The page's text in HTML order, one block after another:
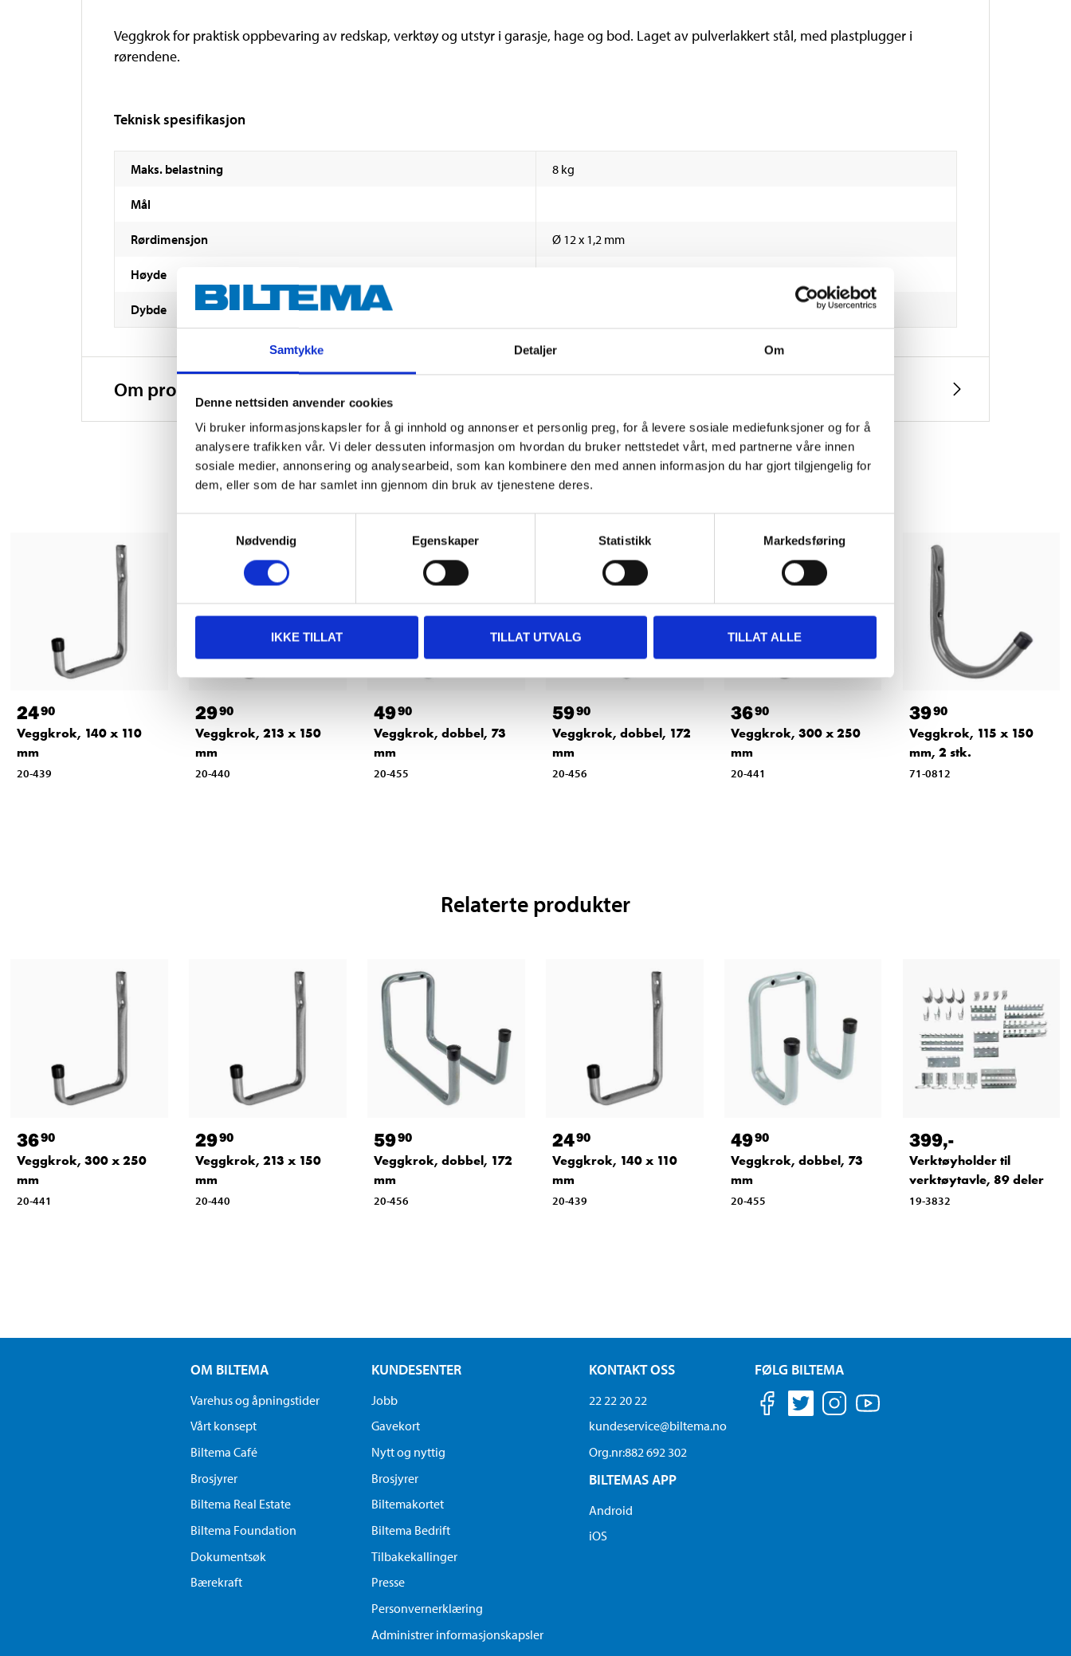
Samtykke Detaljer Om
Denne nettsiden anvender cookies
Vi bruker informasjonskapsler for å gi innhold og annonser et personlig preg, for å levere sosiale mediefunksjoner og for å
analysere trafikken vår. Vi deler dessuten informasjon om hvordan du bruker nettstedet vårt, med partnerne våre innen
sosiale medier, annonsering og analysearbeid, som kan kombinere den med annen informasjon du har gjort tilgjengelig for
dem, eller som de har samlet inn gjennom din bruk av tjenestene deres.
Nødvendig
Egenskaper Statistikk Markedsføring
IKKE TILLAT TILLAT UTVALG TILLAT ALLE
Veggkrok for praktisk oppbevaring av redskap, verktøy og utstyr i garasje, hage og bod. Laget av pulverlakkert stål, med plastplugger i
rørendene.
Teknisk spesifikasjon
Maks. belastning 8 kg
Mål
Rørdimensjon Ø 12 x 1,2 mm
Høyde
Dybde
Om produsenten
Andre kunder har også kjøpt
2490
Veggkrok, 140 x 110
mm
20-439
2990
Veggkrok, 213 x 150
mm
20-440
4990
Veggkrok, dobbel, 73
mm
20-455
5990
Veggkrok, dobbel, 172
mm
20-456
3690
Veggkrok, 300 x 250
mm
20-441
3990
Veggkrok, 115 x 150
mm, 2 stk.
71-0812
Relaterte produkter
3690
Veggkrok, 300 x 250
mm
20-441
2990
Veggkrok, 213 x 150
mm
20-440
5990
Veggkrok, dobbel, 172
mm
20-456
2490
Veggkrok, 140 x 110
mm
20-439
4990
Veggkrok, dobbel, 73
mm
20-455
399,-
Verktøyholder til
verktøytavle, 89 deler
19-3832
OM BILTEMA
Varehus og åpningstider
Vårt konsept
Biltema Café
Brosjyrer
Biltema Real Estate
Biltema Foundation
Dokumentsøk
Bærekraft
KUNDESENTER
Jobb
Gavekort
Nytt og nyttig
Brosjyrer
Biltemakortet
Biltema Bedrift
Tilbakekallinger
Presse
Personvernerklæring
Administrer informasjonskapsler
KONTAKT OSS
22 22 20 22
kundeservice@biltema.no
Org.nr:882 692 302
BILTEMAS APP
Android
iOS
FØLG BILTEMA